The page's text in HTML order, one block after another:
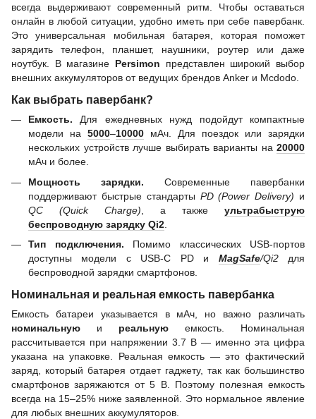
всегда выдерживают современный ритм. Чтобы оставаться
онлайн в любой ситуации, удобно иметь при себе павербанк.
Это универсальная мобильная батарея, которая поможет
зарядить телефон, планшет, наушники, роутер или даже
ноутбук. В магазине Persimon представлен широкий выбор
внешних аккумуляторов от ведущих брендов Anker и Mcdodo.
Как выбрать павербанк?
Емкость. Для ежедневных нужд подойдут компактные
модели на 5000–10000 мАч. Для поездок или зарядки
нескольких устройств лучше выбирать варианты на 20000
мАч и более.
Мощность зарядки. Современные павербанки
поддерживают быстрые стандарты PD (Power Delivery) и
QC (Quick Charge) , а также ультрабыструю
беспроводную зарядку Qi2
Тип подключения. Помимо классических USB-портов
доступны модели с USB-C PD и MagSafe/Qi2для
беспроводной зарядки смартфонов.
Номинальная и реальная емкость павербанка
Емкость батареи указывается в мАч, но важно различать
номинальную и реальную емкость. Номинальная
рассчитывается при напряжении 3.7 В — именно эта цифра
указана на упаковке. Реальная емкость — это фактический
заряд, который батарея отдает гаджету, так как большинство
смартфонов заряжаются от 5 В. Поэтому полезная емкость
всегда на 15–25% ниже заявленной. Это нормальное явление
для любых внешних аккумуляторов.